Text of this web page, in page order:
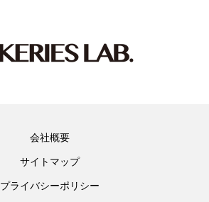
会社概要
サイトマップ
プライバシーポリシー